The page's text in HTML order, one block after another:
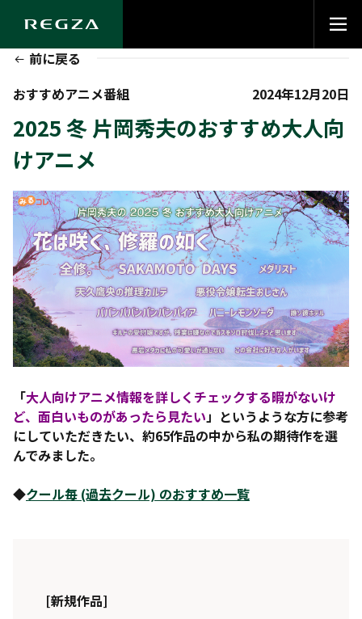
前に戻る
おすすめアニメ番組
2024年12月20日
2025 冬 片岡秀夫のおすすめ大人向
けアニメ
「大人向けアニメ情報を詳しくチェックする暇がないけ
ど、面白いものがあったら見たい」というような方に参考
にしていただきたい、約65作品の中から私の期待作を選
んでみました。
◆クール毎 (過去クール) のおすすめ一覧
[新規作品]